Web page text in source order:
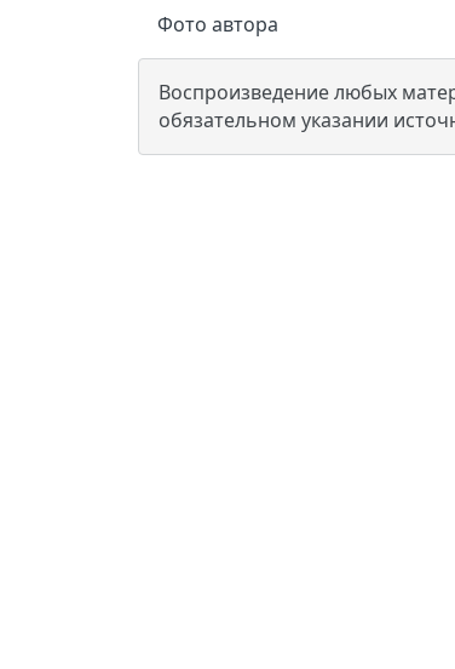
Фото автора
Воспроизведение любых
обязательном указании